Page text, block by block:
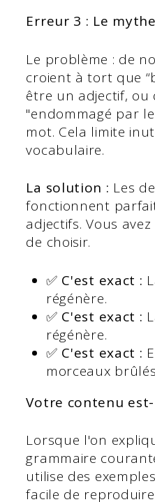
Erreur 3 : Le
Le problème : de
croient à tort que
être un adjectif,
"endommagé par
mot. Cela limite
vocabulaire.
La solution : Les
fonctionnent
adjectifs. Vous
de choisir.
✅ C'est exact :
régénère.
✅ C'est exact :
régénère.
✅ C'est exact :
morceaux
Votre contenu
Lorsque l'on
grammaire
utilise des
facile de